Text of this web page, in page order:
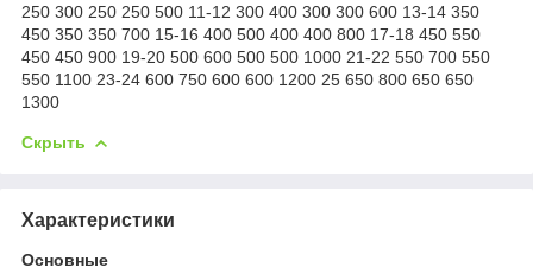
250 300 250 250 500 11-12 300 400 300 300 600 13-14 350
450 350 350 700 15-16 400 500 400 400 800 17-18 450 550
450 450 900 19-20 500 600 500 500 1000 21-22 550 700 550
550 1100 23-24 600 750 600 600 1200 25 650 800 650 650
1300
Скрыть
Характеристики
Основные